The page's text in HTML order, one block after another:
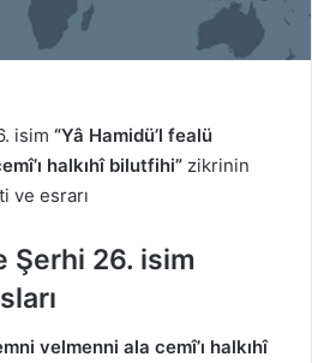
isim “Yâ Hamidü’l fealü
halkıhî bilutfihi” zikrinin
ve esrarı
Şerhi 26. isim
velmenni ala cemî’ı halkıhî